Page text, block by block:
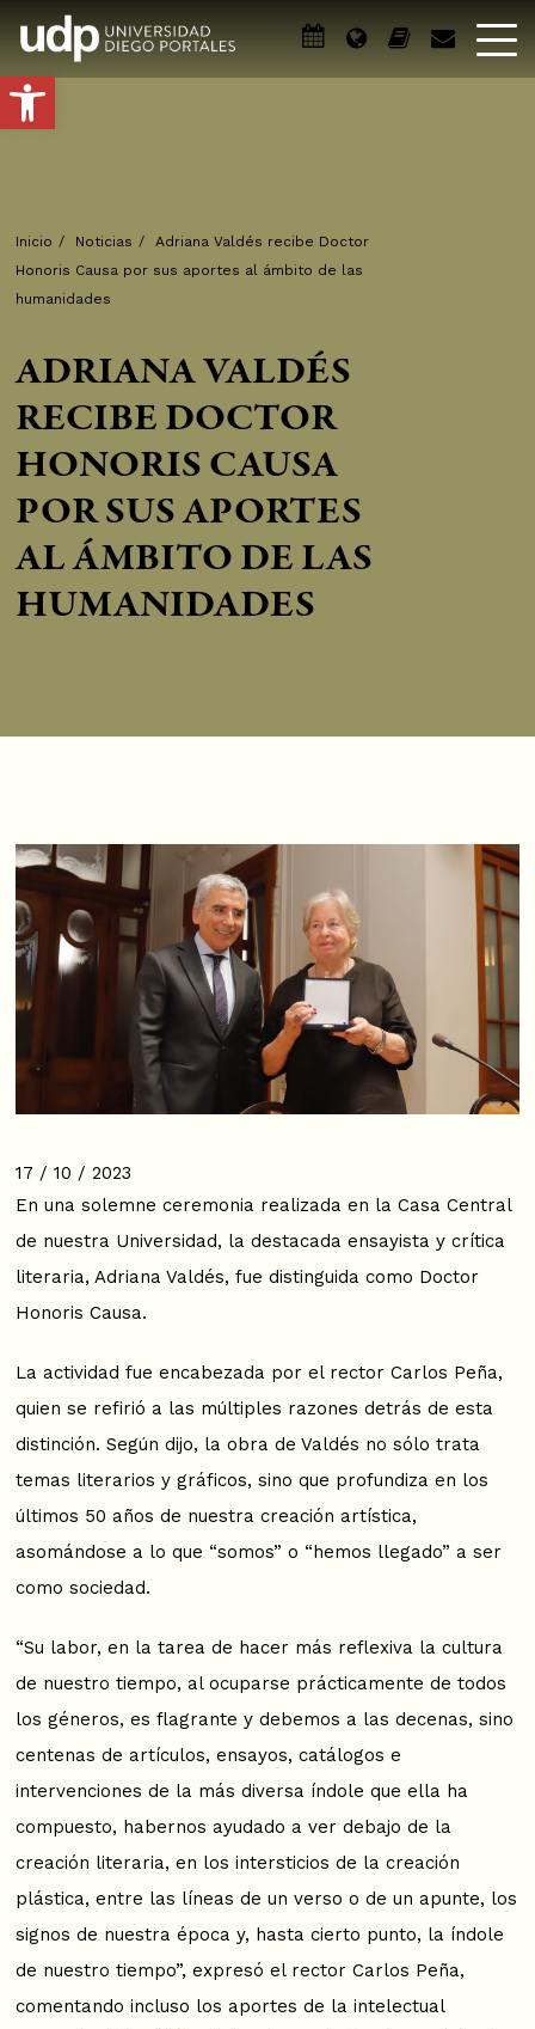
Abrir barra de herramientas
Inicio / Noticias /
Adriana Valdés recibe Doctor
Honoris Causa por sus aportes al ámbito de las
humanidades
ADRIANA VALDÉS
RECIBE DOCTOR
HONORIS CAUSA
POR SUS APORTES
AL ÁMBITO DE LAS
HUMANIDADES
17 / 10 / 2023
En una solemne ceremonia realizada en la Casa Central
de nuestra Universidad, la destacada ensayista y crítica
literaria, Adriana Valdés, fue distinguida como Doctor
Honoris Causa.
La actividad fue encabezada por el rector Carlos Peña,
quien se refirió a las múltiples razones detrás de esta
distinción. Según dijo, la obra de Valdés no sólo trata
temas literarios y gráficos, sino que profundiza en los
últimos 50 años de nuestra creación artística,
asomándose a lo que “somos” o “hemos llegado” a ser
como sociedad.
“Su labor, en la tarea de hacer más reflexiva la cultura
de nuestro tiempo, al ocuparse prácticamente de todos
los géneros, es flagrante y debemos a las decenas, sino
centenas de artículos, ensayos, catálogos e
intervenciones de la más diversa índole que ella ha
compuesto, habernos ayudado a ver debajo de la
creación literaria, en los intersticios de la creación
plástica, entre las líneas de un verso o de un apunte, los
signos de nuestra época y, hasta cierto punto, la índole
de nuestro tiempo”, expresó el rector Carlos Peña,
comentando incluso los aportes de la intelectual